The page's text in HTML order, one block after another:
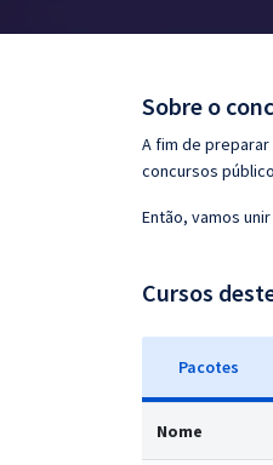
Conteúdo gratuito
Sobre o
A fim de
concursos
Então, vamos
Cursos
Pacotes
Nome